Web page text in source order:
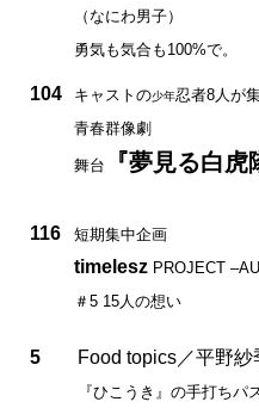
（なにわ男子）
勇気も気合も100%で。
104 キャストの少年忍者8人が
青春群像劇
舞台 『夢見る白
116 短期集中企画
timelesz PROJECT
＃5 15人の想い
5 Food topics／平野紗
『ひこうき』の手打ちパ